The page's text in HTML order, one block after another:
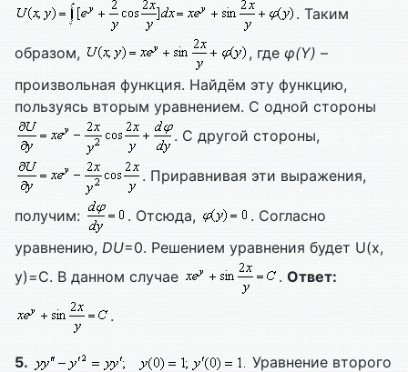
. Таким
образом, , где φ(Y) –
произвольная функция. Найдём эту функцию,
пользуясь вторым уравнением. С одной стороны
. С другой стороны,
. Приравнивая эти выражения,
получим: . Отсюда,
. Согласно
уравнению, DU=0. Решением уравнения будет U(x,
y)=C. В данном случае
. Ответ:
.
5.
Уравнение второго